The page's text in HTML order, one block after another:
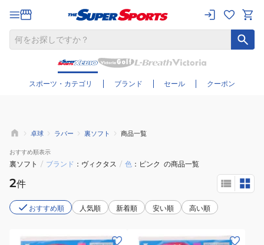
スポーツ・カテゴリ ブランド セール クーポン
さらに絞り込む
卓球 ラバー 裏ソフト 商品一覧
おすすめ順表示
裏ソフト / ブランド ヴィクタス / 色 ピンク の商品一覧
2件
おすすめ順 人気順 新着順 安い順 高い順